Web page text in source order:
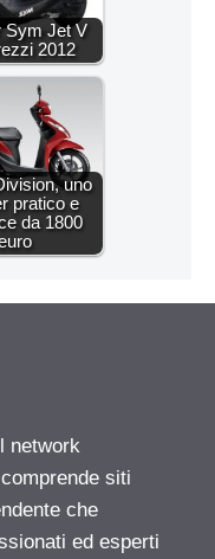
Sym Jet V
2012
uno
pratico e
da 1800
network
siti
che
ed esperti